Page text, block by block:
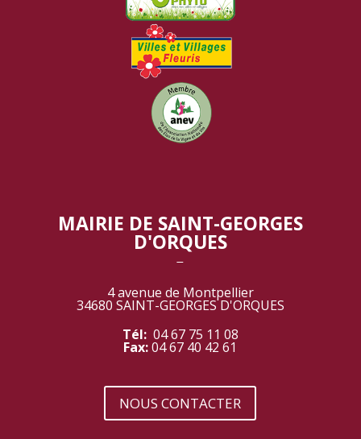
MAIRIE DE SAINT-GEORGES
D'ORQUES
‾
4 avenue de Montpellier
34680 SAINT-GEORGES D'ORQUES
Tél: 04 67 75 11 08
Fax:04 67 40 42 61
NOUS CONTACTER